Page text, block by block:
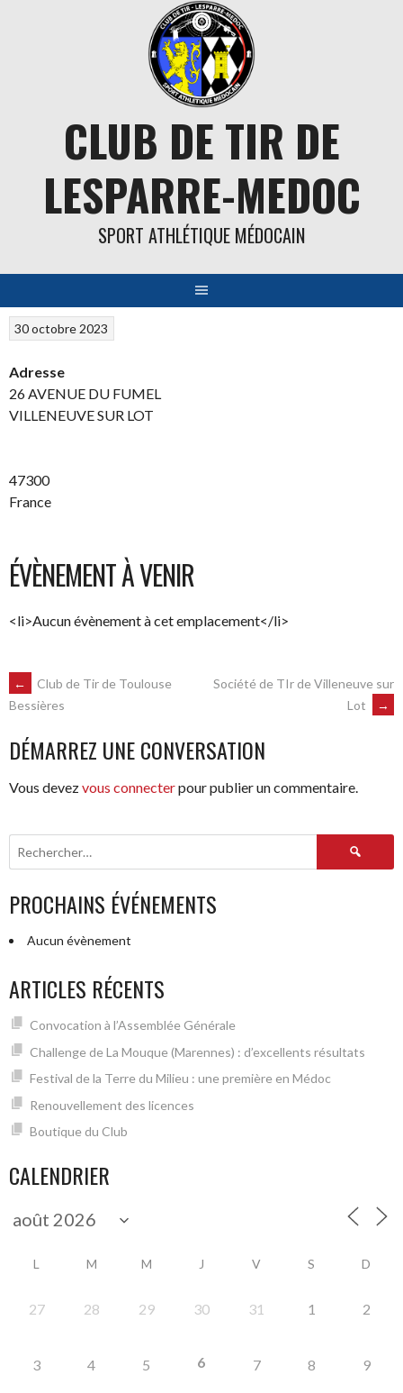
CLUB DE TIR DE
LESPARRE-MEDOC
SPORT ATHLÉTIQUE MÉDOCAIN
30 octobre 2023
Adresse
26 AVENUE DU FUMEL
VILLENEUVE SUR LOT
47300
France
ÉVÈNEMENT À VENIR
<li>Aucun évènement à cet emplacement</li>
NAVIGATION
DES
ARTICLES
←
Club de Tir de Toulouse
Bessières
Société de TIr de Villeneuve sur
Lot
→
DÉMARREZ UNE CONVERSATION
Vous devezvous connecterpour publier un commentaire.
Rechercher :
PROCHAINS ÉVÉNEMENTS
Aucun évènement
ARTICLES RÉCENTS
Convocation à l’Assemblée Générale
Challenge de La Mouque (Marennes) : d’excellents résultats
Festival de la Terre du Milieu : une première en Médoc
Renouvellement des licences
Boutique du Club
CALENDRIER
L M M J V S D
27 28 29 30 31 1 2
3 4 5 6 7 8 9